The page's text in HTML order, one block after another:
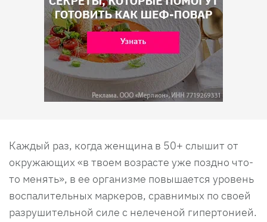
Каждый раз, когда женщина в 50+ слышит от
окружающих «в твоем возрасте уже поздно что-
то менять», в ее организме повышается уровень
воспалительных маркеров, сравнимых по своей
разрушительной силе с нелеченой гипертонией.